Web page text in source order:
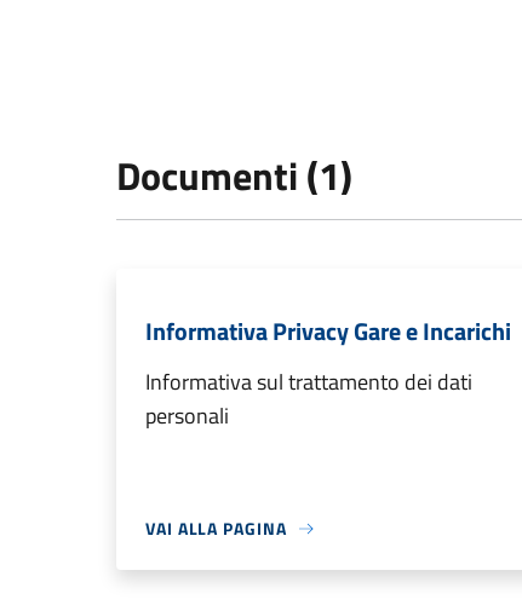
Documenti (1)
Informativa Privacy Gare e Incarichi
Informativa sul trattamento dei dati
personali
VAI ALLA PAGINA